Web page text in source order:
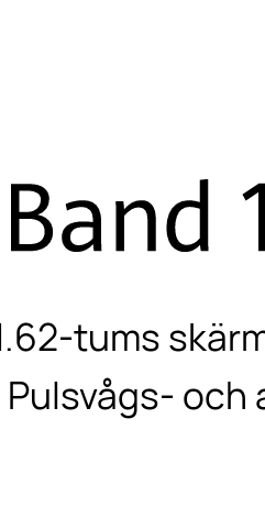
tums
Pulsvågs-